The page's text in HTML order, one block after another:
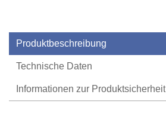
Produktbeschreibung
Technische Daten
Informationen zur Produktsicherheit